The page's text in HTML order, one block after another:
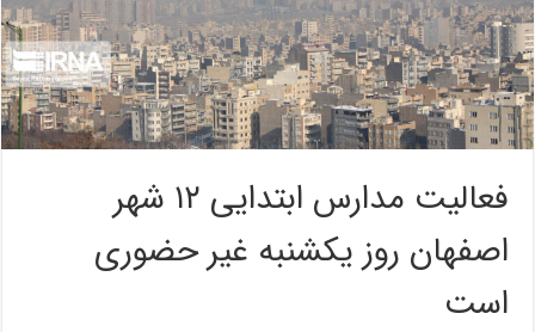
فعالیت مدارس ابتدایی ۱۲ شهر
اصفهان روز یکشنبه غیر حضوری
است